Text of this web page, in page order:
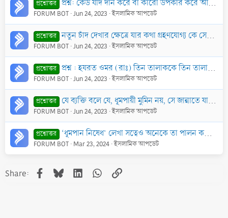
প্রশ্নোত্তর প্রশ্ন: কেউ যদি দান করে বা কারো উপকার করে আর তার দানের কথা অন্য কেউ জেনে মানুষের কাছে বলে যে, অমুক ব্যক্তি মানুষকে অনেক দান করে…
FORUM BOT Jun 24, 2023 ইসলামিক আপডেট
প্রশ্নোত্তর নতুন চাঁদ দেখার ক্ষেত্রে যার কথা গ্রহণযোগ্য কে সেই আদল ব্যক্তি
FORUM BOT Jun 24, 2023 ইসলামিক আপডেট
প্রশ্নোত্তর প্রশ্ন : হযরত ওমর (রাঃ) তিন তালাককে তিন তালাক হিসাবে গণ্য করেছেন। এটি রাসূল (ছাঃ)-এর ফয়ছালার খেলাফ নয় কি? তার এরূপ ফয়ছালা যদি সেসময় গ্রহণযোগ্য হয়, তাহ
FORUM BOT Jun 24, 2023 ইসলামিক আপডেট
প্রশ্নোত্তর যে ব্যক্তি বলে যে, ধূমপায়ী মুমিন নয়, সে জান্নাতে যাবে না এবং তার সাক্ষ্য গ্রহণযোগ্য হবে না, তার হুকুম কি?
FORUM BOT Jun 24, 2023 ইসলামিক আপডেট
প্রশ্নোত্তর ‘ধূমপান নিষেধ’ লেখা সত্বেও অনেকে তা পালন করে না। সরকারীভাবে তা নিষেধ করা হলে সে নির্দেশ অমান্য করার জন্য ধূমপায়ী কি গোনাহগার হবে না?
FORUM BOT Mar 23, 2024 ইসলামিক আপডেট
Share: Facebook
BlueskyLinkedInWhatsApp
Link